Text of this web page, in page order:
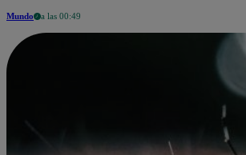
Mundo a las 00:49